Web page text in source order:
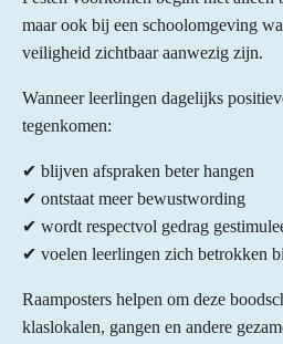
s
t
r
r
maar ook bij een schoolomgeving
veiligheid zichtbaar aanwezig zijn.
Wanneer leerlingen dagelijks
tegenkomen:
✔ blijven afspraken beter hangen
✔ ontstaat meer bewustwording
✔ wordt respectvol gedrag
✔ voelen leerlingen zich betrokken
Raamposters helpen om deze
klaslokalen, gangen en andere